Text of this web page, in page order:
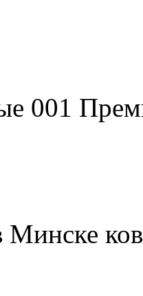
001
Минске